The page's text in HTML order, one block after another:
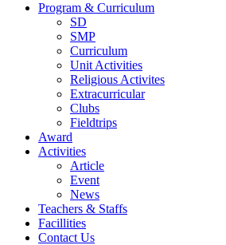
Program & Curriculum
SD
SMP
Curriculum
Unit Activities
Religious Activites
Extracurricular
Clubs
Fieldtrips
Award
Activities
Article
Event
News
Teachers & Staffs
Facillities
Contact Us